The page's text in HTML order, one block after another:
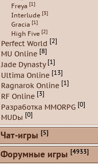
Freya [1]
Interlude [3]
Gracia [1]
High Five [2]
Perfect World [2]
MU Online [8]
Jade Dynasty [1]
Ultima Online [13]
Ragnarok Online [1]
RF Online [3]
Разработка MMORPG [0]
MUDы [0]
Чат-игры [5]
Форумные игры [4933]